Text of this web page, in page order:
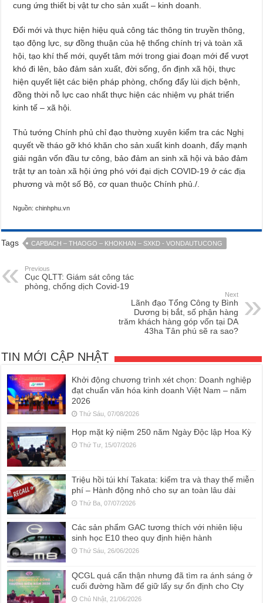
cung ứng thiết bị vật tư cho sản xuất – kinh doanh.
Đổi mới và thực hiện hiệu quả công tác thông tin truyền thông,
tạo động lực, sự đồng thuận của hệ thống chính trị và toàn xã
hội, tạo khí thế mới, quyết tâm mới trong giai đoạn mới để vượt
khó đi lên, bảo đảm sản xuất, đời sống, ổn định xã hội, thực
hiện quyết liệt các biện pháp phòng, chống đẩy lùi dịch bệnh,
đồng thời nỗ lực cao nhất thực hiện các nhiệm vụ phát triển
kinh tế – xã hội.
Thủ tướng Chính phủ chỉ đạo thường xuyên kiểm tra các Nghị
quyết về tháo gỡ khó khăn cho sản xuất kinh doanh, đẩy mạnh
giải ngân vốn đầu tư công, bảo đảm an sinh xã hội và bảo đảm
trật tự an toàn xã hội ứng phó với đại dịch COVID-19 ở các địa
phương và một số Bộ, cơ quan thuộc Chính phủ./.
Nguồn: chinhphu.vn
Tags CAPBACH – THAOGO – KHOKHAN – SXKD - VONDAUTUCONG
Previous
Cục QLTT: Giám sát công tác
phòng, chống dịch Covid-19
Next
Lãnh đạo Tổng Công ty Bình
Dương bị bắt, số phận hàng
trăm khách hàng góp vốn tại DA
43ha Tân phú sẽ ra sao?
TIN MỚI CẬP NHẬT
Khởi động chương trình xét chọn: Doanh nghiệp
đạt chuẩn văn hóa kinh doanh Việt Nam – năm
2026
Thứ Sáu, 07/08/2026
Họp mặt kỷ niệm 250 năm Ngày Độc lập Hoa Kỳ
Thứ Tư, 15/07/2026
Triệu hồi túi khí Takata: kiểm tra và thay thế miễn
phí – Hành động nhỏ cho sự an toàn lâu dài
Thứ Ba, 07/07/2026
Các sản phẩm GAC tương thích với nhiên liệu
sinh học E10 theo quy định hiện hành
Thứ Sáu, 26/06/2026
QCGL quá cẩn thận nhưng đã tìm ra ánh sáng ở
cuối đường hầm để giữ lấy sự ổn định cho Cty
Chủ Nhật, 21/06/2026